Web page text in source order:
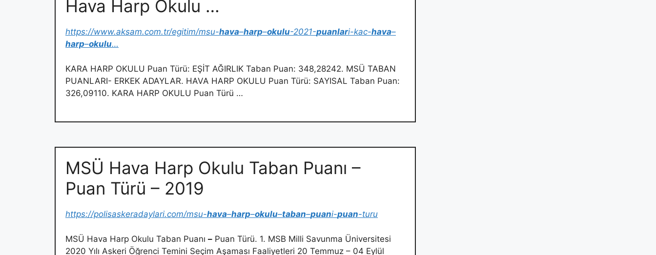
Hava Harp Okulu …
https://www.aksam.com.tr/egitim/msu-hava–harp–okulu-2021-puanlari-kac-hava–
harp–okulu…
KARA HARP OKULU Puan Türü: EŞİT AĞIRLIK Taban Puan: 348,28242. MSÜ TABAN
PUANLARI- ERKEK ADAYLAR. HAVA HARP OKULU Puan Türü: SAYISAL Taban Puan:
326,09110. KARA HARP OKULU Puan Türü …
MSÜ Hava Harp Okulu Taban Puanı –
Puan Türü – 2019
https://polisaskeradaylari.com/msu-hava–harp–okulu–taban–puani-puan-turu
MSÜ Hava Harp Okulu Taban Puanı – Puan Türü. 1. MSB Milli Savunma Üniversitesi
2020 Yılı Askeri Öğrenci Temini Seçim Aşaması Faaliyetleri 20 Temmuz – 04 Eylül